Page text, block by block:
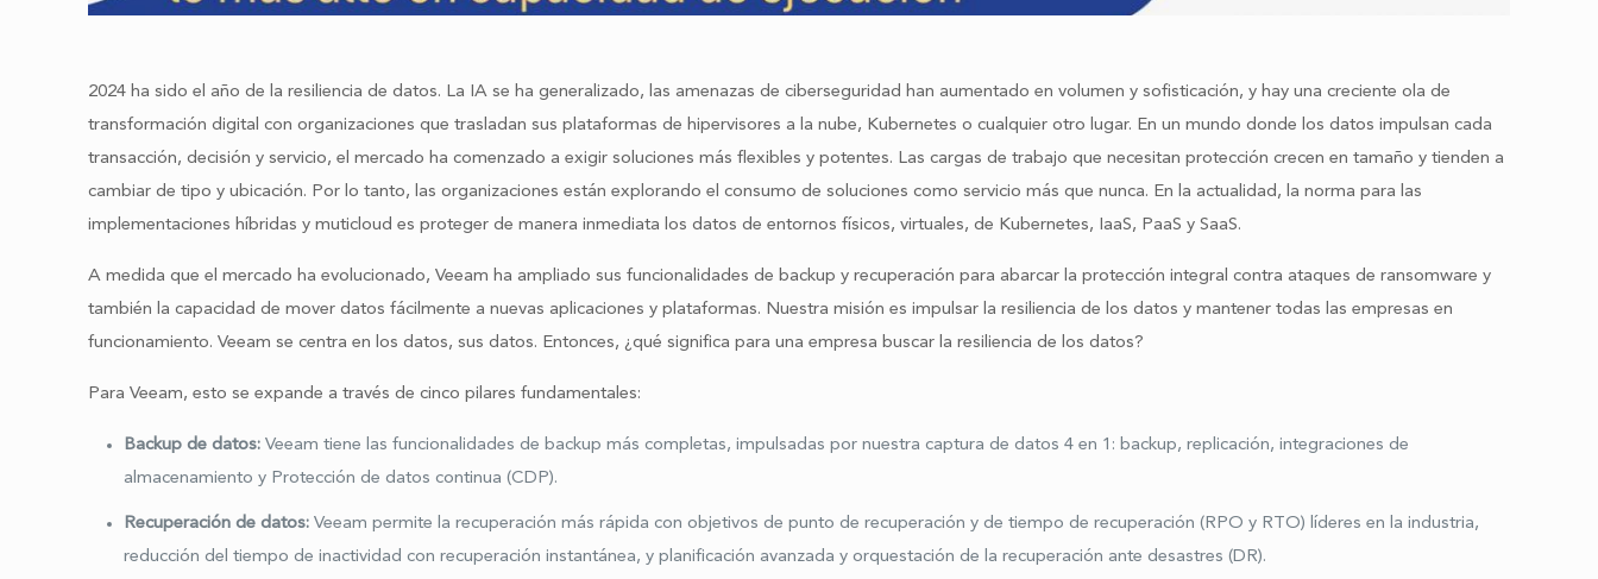
2024 ha sido el año de la resiliencia de datos. La IA se ha generalizado, las amenazas de ciberseguridad han aumentado en volumen y sofisticación, y hay una creciente ola de
transformación digital con organizaciones que trasladan sus plataformas de hipervisores a la nube, Kubernetes o cualquier otro lugar. En un mundo donde los datos impulsan cada
transacción, decisión y servicio, el mercado ha comenzado a exigir soluciones más flexibles y potentes. Las cargas de trabajo que necesitan protección crecen en tamaño y tienden a
cambiar de tipo y ubicación. Por lo tanto, las organizaciones están explorando el consumo de soluciones como servicio más que nunca. En la actualidad, la norma para las
implementaciones híbridas y muticloud es proteger de manera inmediata los datos de entornos físicos, virtuales, de Kubernetes, IaaS, PaaS y SaaS.
A medida que el mercado ha evolucionado, Veeam ha ampliado sus funcionalidades de backup y recuperación para abarcar la protección integral contra ataques de ransomware y
también la capacidad de mover datos fácilmente a nuevas aplicaciones y plataformas. Nuestra misión es impulsar la resiliencia de los datos y mantener todas las empresas en
funcionamiento. Veeam se centra en los datos, sus datos. Entonces, ¿qué significa para una empresa buscar la resiliencia de los datos?
Para Veeam, esto se expande a través de cinco pilares fundamentales:
Backup de datos: Veeam tiene las funcionalidades de backup más completas, impulsadas por nuestra captura de datos 4 en 1: backup, replicación, integraciones de
almacenamiento y Protección de datos continua (CDP).
Recuperación de datos: Veeam permite la recuperación más rápida con objetivos de punto de recuperación y de tiempo de recuperación (RPO y RTO) líderes en la industria,
reducción del tiempo de inactividad con recuperación instantánea, y planificación avanzada y orquestación de la recuperación ante desastres (DR).